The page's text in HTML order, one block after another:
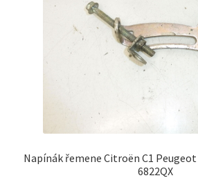
Napínák řemene Citroën C1 Peugeot
6822QX